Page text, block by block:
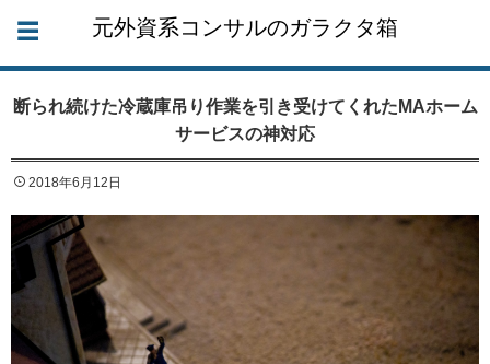
元外資系コンサルのガラクタ箱
断られ続けた冷蔵庫吊り作業を引き受けてくれたMAホーム
サービスの神対応
2018年6月12日